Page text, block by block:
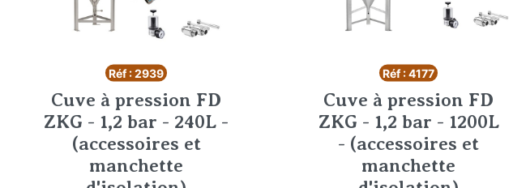
Réf : 2939
Cuve à pression FD
ZKG - 1,2 bar - 240L -
(accessoires et
manchette
Réf : 4177
Cuve à pression FD
ZKG - 1,2 bar - 1200L
- (accessoires et
manchette